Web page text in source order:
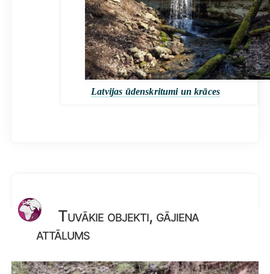
Latvijas ūdenskritumi un krāces
Tuvākie objekti, gājiena
attālums